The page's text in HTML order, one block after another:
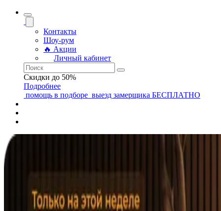
Контакты
Шоу-рум
🔥 Акции
Личный кабинет
Скидки до 50%
Подробнее
помощь в подборе выезд замерщика БЕСПЛАТНО